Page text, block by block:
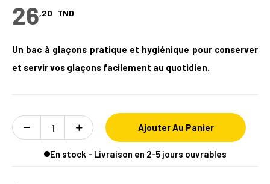
26,20 TND
Un bac à glaçons pratique et hygiénique pour conserver
et servir vos glaçons facilement au quotidien.
Ajouter Au Panier
En stock - Livraison en 2-5 jours ouvrables